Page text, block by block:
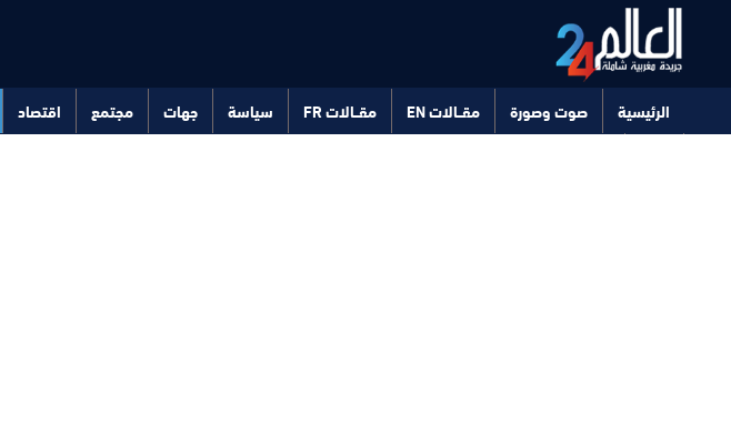
الرئيسية صوت وصورة مقــالات EN مقــالات FR سياسة جهات مجتمع اقتصاد